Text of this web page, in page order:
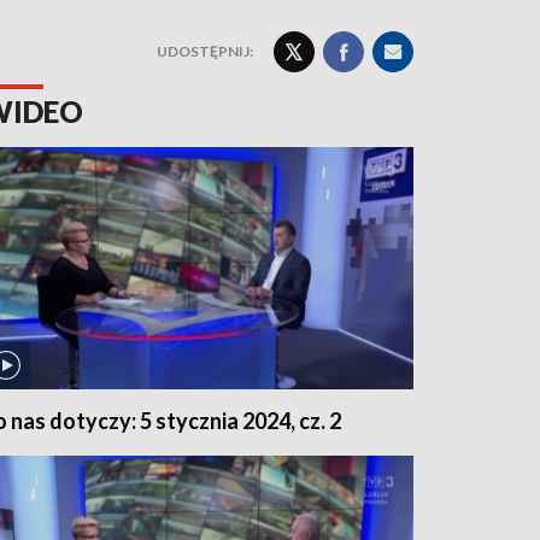
UDOSTĘPNIJ:
nas dotyczy: 5 stycznia 2024, cz. 2